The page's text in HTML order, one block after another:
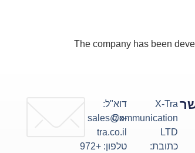
The company has been
X-Tra
Communication
LTD
כתובת:
דוא"ל:
sales@x-
tra.co.il
טלפון: +972